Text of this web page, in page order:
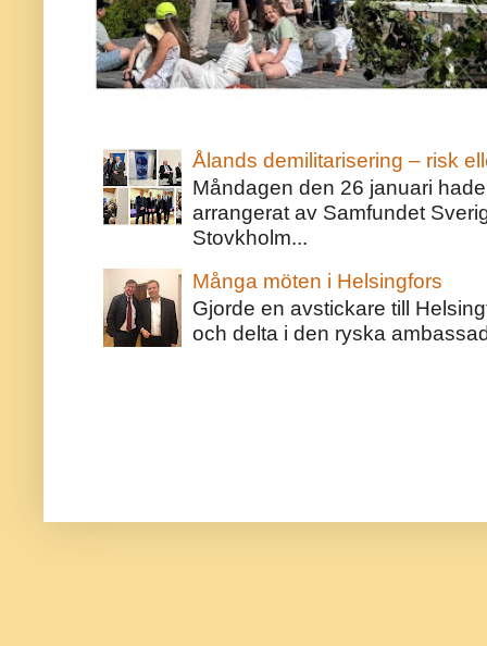
Ålands demilitarisering – risk
Måndagen den 26 januari
arrangerat av Samfundet
Stovkholm...
Många möten i Helsingfors
Gjorde en avstickare till
och delta i den ryska